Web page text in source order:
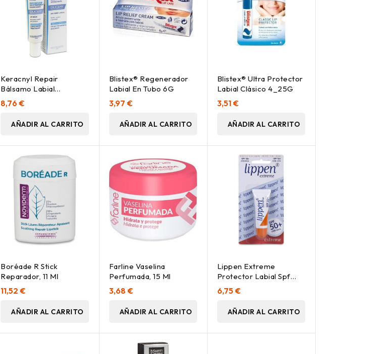
Keracnyl Repair
Bálsamo Labial
Reparador Tratamientos
Antiacné 15 Ml
8,76 €
AÑADIR AL CARRITO
Blistex® Regenerador
Labial En Tubo 6G
3,97 €
AÑADIR AL CARRITO
Blistex® Ultra Protector
Labial Clásico 4_25G
3,51 €
AÑADIR AL CARRITO
Boréade R Stick
Reparador, 11 Ml
11,52 €
AÑADIR AL CARRITO
Farline Vaselina
Perfumada, 15 Ml
3,68 €
AÑADIR AL CARRITO
Lippen Extreme
Protector Labial Spf
50+ Tubo 10Ml.
6,75 €
AÑADIR AL CARRITO